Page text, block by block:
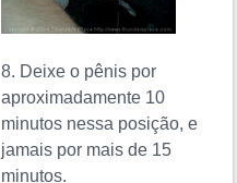
8. Deixe o pênis por
aproximadamente 10
minutos nessa posição, e
jamais por mais de 15
minutos.